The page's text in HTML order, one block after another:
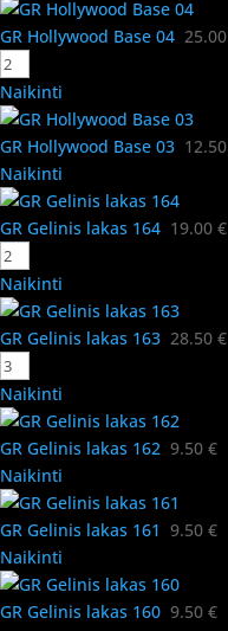
GR Hollywood Base 04 25.00
Naikinti
GR Hollywood Base 03 12.50
Naikinti
GR Gelinis lakas 164 19.00 €
Naikinti
GR Gelinis lakas 163 28.50 €
Naikinti
GR Gelinis lakas 162 9.50 €
Naikinti
GR Gelinis lakas 161 9.50 €
Naikinti
GR Gelinis lakas 160 9.50 €